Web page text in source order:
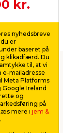
kr.
nyhedsbreve
er
baseret på
klikadfærd. Du
til, at vi
e-mailadresse
Meta Platforms
Ireland
og
på
mere i jem &
.